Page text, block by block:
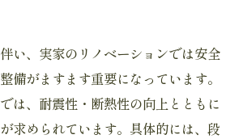
い、実家のリノベーションでは安全
備がますます重要になっています。
は、耐震性・断熱性の向上とともに
求められています。具体的には、段